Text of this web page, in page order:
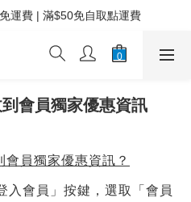
免Easy Trade自取點運費
運費 | 滿$50免自取點運費
免Easy Trade自取點運費
會員獨家優惠資訊
員獨家優惠資訊？
入會員」按鍵，選取「會員